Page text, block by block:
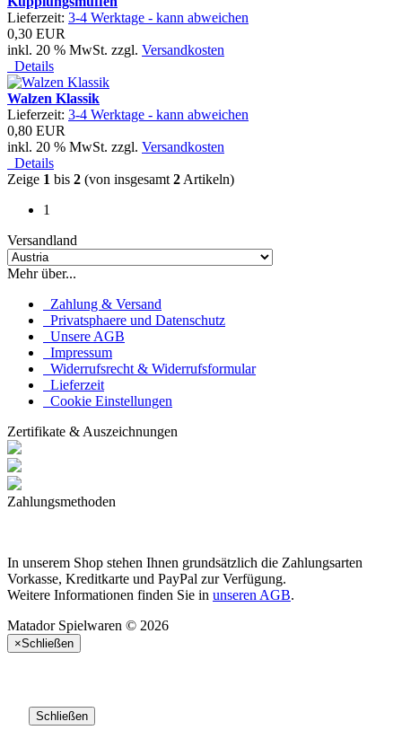
Lieferzeit: 3-4 Werktage - kann abweichen
0,30 EUR
inkl. 20 % MwSt. zzgl. Versandkosten
Details
Walzen Klassik
Lieferzeit: 3-4 Werktage - kann abweichen
0,80 EUR
inkl. 20 % MwSt. zzgl. Versandkosten
Details
Zeige 1 bis 2 (von insgesamt 2 Artikeln)
1
Versandland
Mehr über...
Zahlung & Versand
Privatsphaere und Datenschutz
Unsere AGB
Impressum
Widerrufsrecht & Widerrufsformular
Lieferzeit
Cookie Einstellungen
Zertifikate & Auszeichnungen
Zahlungsmethoden
In unserem Shop stehen Ihnen grundsätzlich die Zahlungsarten
Vorkasse, Kreditkarte und PayPal zur Verfügung.
Weitere Informationen finden Sie in unseren AGB.
Matador Spielwaren © 2026
×Schließen
Schließen